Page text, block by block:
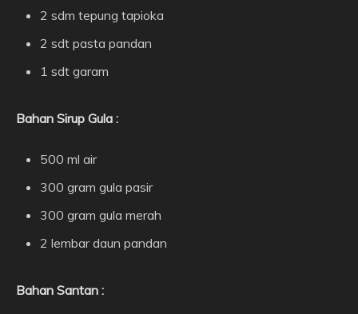
2 sdm tepung tapioka
2 sdt pasta pandan
1 sdt garam
Bahan Sirup Gula :
500 ml air
300 gram gula pasir
300 gram gula merah
2 lembar daun pandan
Bahan Santan :